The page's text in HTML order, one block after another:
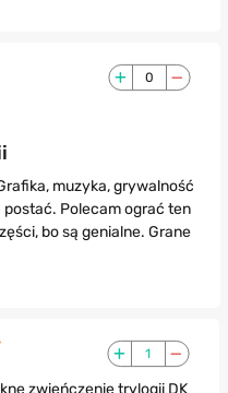
0
muzyka, grywalność
Polecam ograć ten
bo są genialne. Grane
1